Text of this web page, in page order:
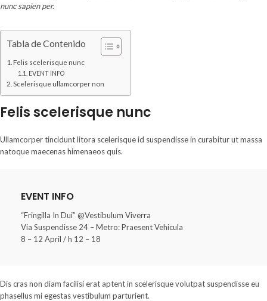
nunc sapien per.
Tabla de Contenido
Felis scelerisque nunc
EVENT INFO
Scelerisque ullamcorper non
Felis scelerisque nunc
Ullamcorper tincidunt litora scelerisque id suspendisse in curabitur ut massa
natoque maecenas himenaeos quis.
EVENT INFO
“Fringilla In Dui” @Vestibulum Viverra
Via Suspendisse 24 – Metro: Praesent Vehicula
8 – 12 April / h 12 – 18
Dis cras non diam facilisi erat aptent in scelerisque volutpat suspendisse eu
phasellus mi egestas vestibulum parturient.